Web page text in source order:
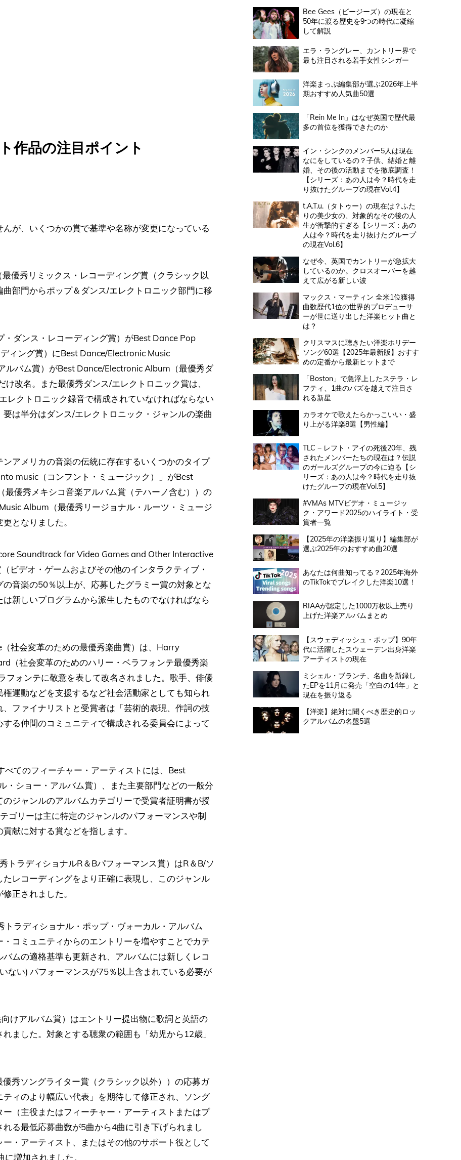
作品の注目ポイント
が、いくつかの賞で基準や名称が変更になっている
優秀リミックス・レコーディング賞（クラシック以
部門からポップ＆ダンス/エレクトロニック部門に移
・ダンス・レコーディング賞）がBest Dance Pop
ィング賞）にBest Dance/Electronic Music
ルバム賞）がBest Dance/Electronic Album（最優秀ダ
改名。また最優秀ダンス/エレクトロニック賞は、
レクトロニック録音で構成されていなければならない
は半分はダンス/エレクトロニック・ジャンルの楽曲
アメリカの音楽の伝統に存在するいくつかのタイプ
music（コンフント・ミュージック）」がBest
優秀メキシコ音楽アルバム賞（テハーノ含む））の
Album（最優秀リージョナル・ルーツ・ミュージ
となりました。
Soundtrack for Video Games and Other Interactive
ビデオ・ゲームおよびその他のインタラクティブ・
音楽の50％以上が、応募したグラミー賞の対象とな
新しいプログラムから派生したものでなければなら
社会変革のための最優秀楽曲賞）は、Harry
（社会変革のためのハリー・ベラフォンテ最優秀楽
フォンテに敬意を表して改名されました。歌手、俳優
運動などを支援するなど社会活動家としても知られ
ファイナリストと受賞者は「芸術的表現、作詞の技
る仲間のコミュニティで構成される委員会によって
べてのフィーチャー・アーティストには、Best
・ショー・アルバム賞）、また主要部門などの一般分
ジャンルのアルバムカテゴリーで受賞者証明書が授
ゴリーは主に特定のジャンルのパフォーマンスや制
献に対する賞などを指します。
トラディショナルR＆Bパフォーマンス賞）はR＆B/ソ
レコーディングをより正確に表現し、このジャンル
正されました。
ラディショナル・ポップ・ヴォーカル・アルバム
コミュニティからのエントリーを増やすことでカテ
ムの適格基準も更新され、アルバムには新しくレコ
ない) パフォーマンスが75％以上含まれている必要が
けアルバム賞）はエントリー提出物に歌詞と英語の
ました。対象とする聴衆の範囲も「幼児から12歳」
秀ソングライター賞（クラシック以外））の応募ガ
ィのより幅広い代表」を期待して修正され、ソング
（主役またはフィーチャー・アーティストまたはプ
る最低応募曲数が5曲から4曲に引き下げられまし
・アーティスト、またはその他のサポート役として
増加されました。
Bee Gees（ビージーズ）の現在と
50年に渡る歴史を9つの時代に凝縮
して解説
エラ・ラングレー、カントリー界で
最も注目される若手女性シンガー
洋楽まっぷ編集部が選ぶ2026年上半
期おすすめ人気曲50選
「Rein Me In」はなぜ英国で歴代最
多の首位を獲得できたのか
イン・シンクのメンバー5人は現在
なにをしているの？子供、結婚と離
婚、その後の活動までを徹底調査！
【シリーズ：あの人は今？時代を走
り抜けたグループの現在Vol.4】
t.A.T.u.（タトゥー）の現在は？ふた
りの美少女の、対象的なその後の人
生が衝撃的すぎる【シリーズ：あの
人は今？時代を走り抜けたグループ
の現在Vol.6】
なぜ今、英国でカントリーが急拡大
しているのか。クロスオーバーを越
えて広がる新しい波
マックス・マーティン 全米1位獲得
曲数歴代1位の世界的プロデューサ
ーが世に送り出した洋楽ヒット曲と
は？
クリスマスに聴きたい洋楽ホリデー
ソング60選【2025年最新版】おすす
めの定番から最新ヒットまで
「Boston」で急浮上したステラ・レ
フティ、1曲のバズを越えて注目さ
れる新星
カラオケで歌えたらかっこいい・盛
り上がる洋楽8選【男性編】
TLC − レフト・アイの死後20年、残
されたメンバーたちの現在は？伝説
のガールズグループの今に迫る【シ
リーズ：あの人は今？時代を走り抜
けたグループの現在Vol.5】
#VMAs MTVビデオ・ミュージッ
ク・アワード2025のハイライト・受
賞者一覧
【2025年の洋楽振り返り】編集部が
選ぶ2025年のおすすめ曲20選
あなたは何曲知ってる？2025年海外
のTikTokでブレイクした洋楽10選！
RIAAが認定した1000万枚以上売り
上げた洋楽アルバムまとめ
【スウェディッシュ・ポップ】90年
代に活躍したスウェーデン出身洋楽
アーティストの現在
ミシェル・ブランチ、名曲を新録し
たEPを11月に発売「空白の14年」と
現在を振り返る
【洋楽】絶対に聞くべき歴史的ロッ
クアルバムの名盤5選